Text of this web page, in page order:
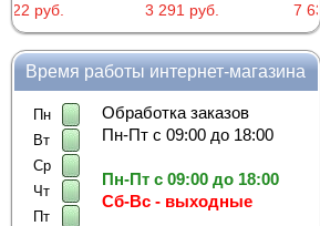
3 291 руб.
7 635 руб.
Время работы интернет-магазина
Пн
Вт
Ср
Чт
Пт
Обработка заказов
Пн-Пт с 09:00 до 18:00
Пн-Пт с 09:00 до 18:00
Сб-Вс - выходные